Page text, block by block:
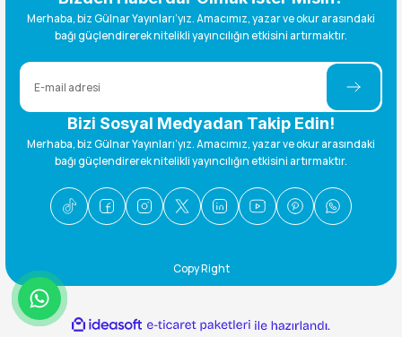
Merhaba, biz Gülnar Yayınları’yız. Amacımız, yazar ve okur arasındaki
bağı güçlendirerek nitelikli yayıncılığın etkisini artırmaktır.
Bizi Sosyal Medyadan Takip Edin!
Merhaba, biz Gülnar Yayınları’yız. Amacımız, yazar ve okur arasındaki
bağı güçlendirerek nitelikli yayıncılığın etkisini artırmaktır.
Copy Right
ideasoft
e-